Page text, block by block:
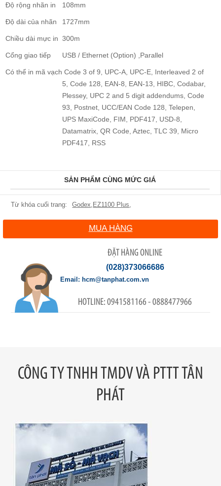
Độ rộng nhãn in 108mm
Độ dài của nhãn 1727mm
Chiều dài mực in 300m
Cổng giao tiếp USB / Ethernet (Option) ,Parallel
Có thể in mã vạch Code 3 of 9, UPC-A, UPC-E, Interleaved 2 of
5, Code 128, EAN-8, EAN-13, HIBC, Codabar,
Plessey, UPC 2 and 5 digit addendums, Code
93, Postnet, UCC/EAN Code 128, Telepen,
UPS MaxiCode, FIM, PDF417, USD-8,
Datamatrix, QR Code, Aztec, TLC 39, Micro
PDF417, RSS
SẢN PHẨM CÙNG MỨC GIÁ
Godex EZ1100 Plus
MUA HÀNG
ĐẶT HÀNG ONLINE
(028)373066686
0941581166 - 0888477966
hcm@tanphat.com.vn
CÔNG TY TNHH TMDV VÀ PTTT TÂN
PHÁT